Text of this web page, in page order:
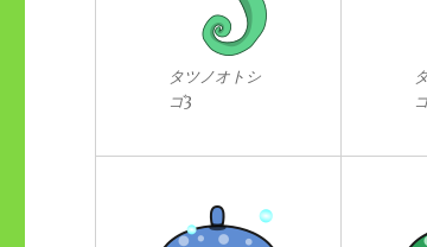
タツノオトシ
ゴ3